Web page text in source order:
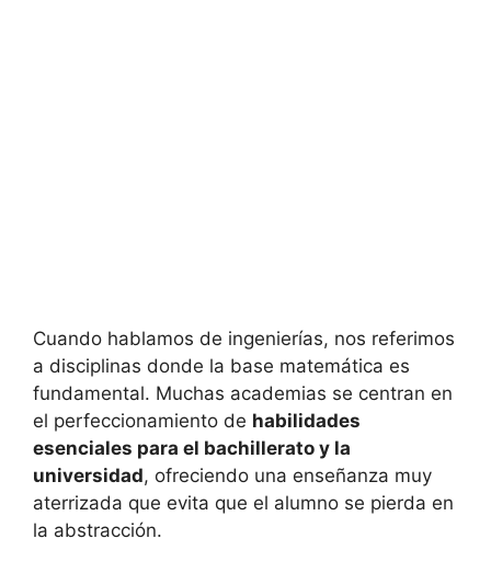
Cuando hablamos de ingenierías, nos referimos
a disciplinas donde la base matemática es
fundamental. Muchas academias se centran en
el perfeccionamiento de habilidades
esenciales para el bachillerato y la
universidad, ofreciendo una enseñanza muy
aterrizada que evita que el alumno se pierda en
la abstracción.